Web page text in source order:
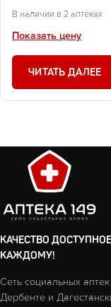
В наличии в 2 аптеках
Показать цену
ЧИТАТЬ ДАЛЕЕ
КАЧЕСТВО ДОСТУПНОЕ
КАЖДОМУ!
Сеть социальных аптек
Дербенте и